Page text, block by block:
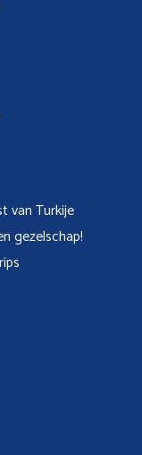
van Turkije
gezelschap!